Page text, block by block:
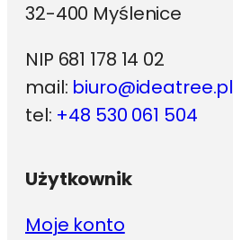
32-400 Myślenice
NIP 681 178 14 02
mail: biuro@ideatree.pl
tel: +48 530 061 504
Użytkownik
Moje konto